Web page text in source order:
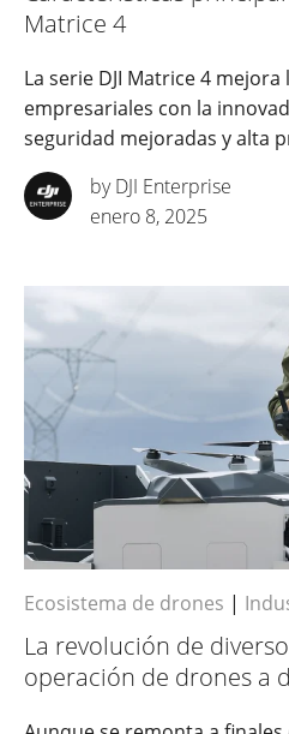
Matrice 4
La serie DJI Matrice 4
empresariales con la
seguridad mejoradas y alta
by DJI Enterprise
enero 8, 2025
Ecosistema de drones |
La revolución de
operación de drones a